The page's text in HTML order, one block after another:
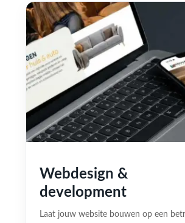
Webdesign &
development
Laat jouw website bouwen op een